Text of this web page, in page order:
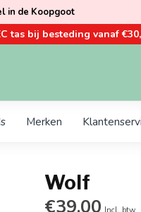
in de Koopgoot
tas bij besteding vanaf
Merken
Wolf
€39,00